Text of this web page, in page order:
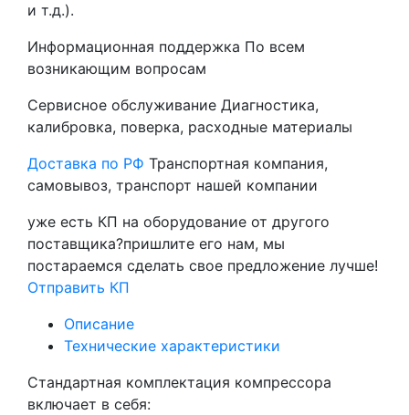
и т.д.).
Информационная поддержка По всем
возникающим вопросам
Сервисное обслуживание Диагностика,
калибровка, поверка, расходные материалы
Доставка по РФ Транспортная компания,
самовывоз, транспорт нашей компании
уже есть КП на оборудование от другого
поставщика?пришлите его нам, мы
постараемся сделать свое предложение лучше!
Отправить КП
Описание
Технические характеристики
Стандартная комплектация компрессора
включает в себя: